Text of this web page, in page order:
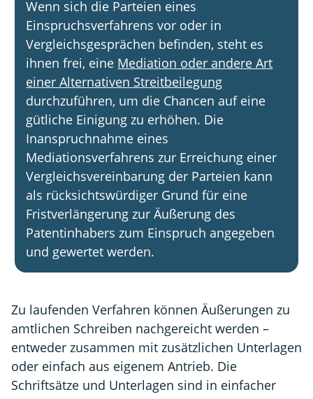
Wenn sich die Parteien eines
Einspruchsverfahrens vor oder in
Vergleichsgesprächen befinden, steht es
ihnen frei, eine Mediation oder andere Art
einer Alternativen Streitbeilegung
durchzuführen, um die Chancen auf eine
gütliche Einigung zu erhöhen. Die
Inanspruchnahme eines
Mediationsverfahrens zur Erreichung einer
Vergleichsvereinbarung der Parteien kann
als rücksichtswürdiger Grund für eine
Fristverlängerung zur Äußerung des
Patentinhabers zum Einspruch angegeben
und gewertet werden.
Zu laufenden Verfahren können Äußerungen zu
amtlichen Schreiben nachgereicht werden –
entweder zusammen mit zusätzlichen Unterlagen
oder einfach aus eigenem Antrieb. Die
Schriftsätze und Unterlagen sind in einfacher